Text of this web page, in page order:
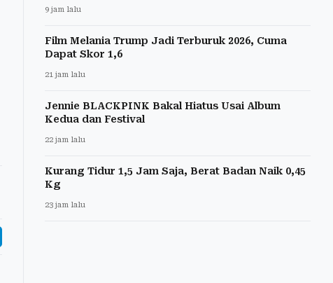
9 jam lalu
Film Melania Trump Jadi Terburuk 2026, Cuma
Dapat Skor 1,6
21 jam lalu
Jennie BLACKPINK Bakal Hiatus Usai Album
Kedua dan Festival
22 jam lalu
Kurang Tidur 1,5 Jam Saja, Berat Badan Naik 0,45
Kg
23 jam lalu